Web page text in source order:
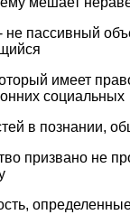
не пассивный
имеет
социальных
в познании,
призвано не